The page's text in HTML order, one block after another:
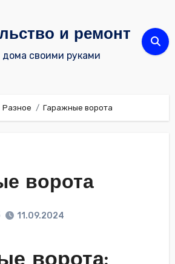
и ремонт
своими руками
Разное Гаражные ворота
ворота
11.09.2024